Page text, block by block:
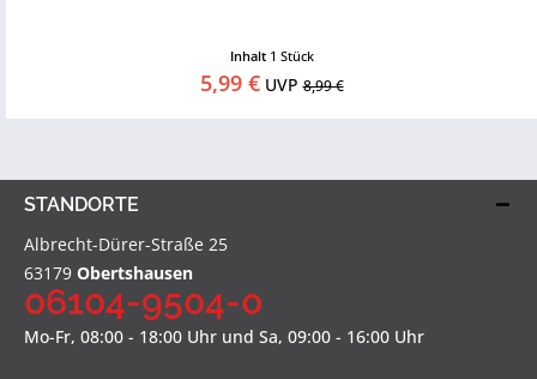
Inhalt 1 Stück
5,99 €UVP8,99 €
STANDORTE
Albrecht-Dürer-Straße 25
63179 Obertshausen
06104-9504-0
Mo-Fr, 08:00 - 18:00 Uhr und Sa, 09:00 - 16:00 Uhr